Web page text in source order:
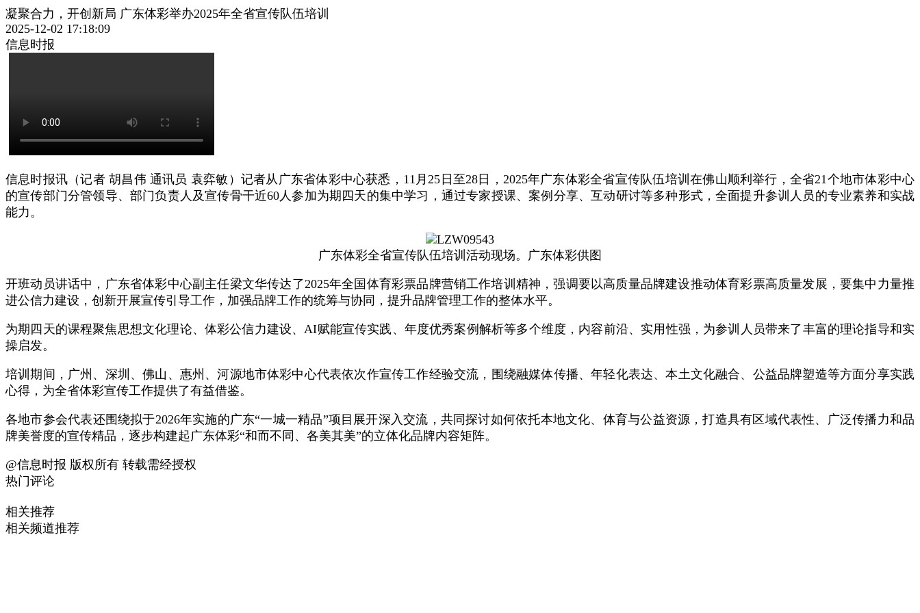
凝聚合力，开创新局 广东体彩举办2025年全省宣传队伍培训
2025-12-02 17:18:09
信息时报
信息时报讯（记者 胡昌伟 通讯员 袁弈敏）记者从广东省体彩中心获悉，11月25日至28日，2025年广东体彩全省宣传队伍培训在佛山顺利举行，全省21个地市体彩中心
的宣传部门分管领导、部门负责人及宣传骨干近60人参加为期四天的集中学习，通过专家授课、案例分享、互动研讨等多种形式，全面提升参训人员的专业素养和实战
能力。
广东体彩全省宣传队伍培训活动现场。广东体彩供图
开班动员讲话中，广东省体彩中心副主任梁文华传达了2025年全国体育彩票品牌营销工作培训精神，强调要以高质量品牌建设推动体育彩票高质量发展，要集中力量推
进公信力建设，创新开展宣传引导工作，加强品牌工作的统筹与协同，提升品牌管理工作的整体水平。
为期四天的课程聚焦思想文化理论、体彩公信力建设、AI赋能宣传实践、年度优秀案例解析等多个维度，内容前沿、实用性强，为参训人员带来了丰富的理论指导和实
操启发。
培训期间，广州、深圳、佛山、惠州、河源地市体彩中心代表依次作宣传工作经验交流，围绕融媒体传播、年轻化表达、本土文化融合、公益品牌塑造等方面分享实践
心得，为全省体彩宣传工作提供了有益借鉴。
各地市参会代表还围绕拟于2026年实施的广东“一城一精品”项目展开深入交流，共同探讨如何依托本地文化、体育与公益资源，打造具有区域代表性、广泛传播力和品
牌美誉度的宣传精品，逐步构建起广东体彩“和而不同、各美其美”的立体化品牌内容矩阵。
@信息时报 版权所有 转载需经授权
热门评论
相关推荐
相关频道推荐